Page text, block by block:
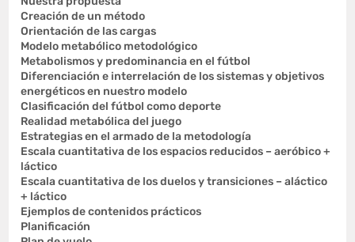
Creación de un método
Orientación de las cargas
Modelo metabólico metodológico
Metabolismos y predominancia en el fútbol
Diferenciación e interrelación de los sistemas y objetivos
energéticos en nuestro modelo
Clasificación del fútbol como deporte
Realidad metabólica del juego
Estrategias en el armado de la metodología
Escala cuantitativa de los espacios reducidos – aeróbico +
láctico
Escala cuantitativa de los duelos y transiciones – aláctico
+ láctico
Ejemplos de contenidos prácticos
Planificación